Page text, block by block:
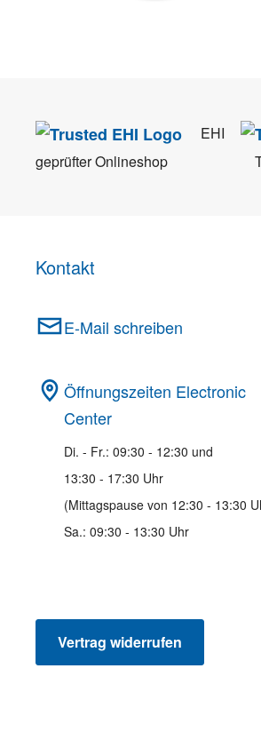
EHI
geprüfter Onlineshop
Kontakt
E-Mail schreiben
Öffnungszeiten Electronic
Center
Di. - Fr.: 09:30 - 12:30 und
13:30 - 17:30 Uhr
(Mittagspause von 12:30 - 13:30
Sa.: 09:30 - 13:30 Uhr
Vertrag widerrufen